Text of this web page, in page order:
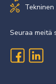
Tekninen
Seuraa meitä